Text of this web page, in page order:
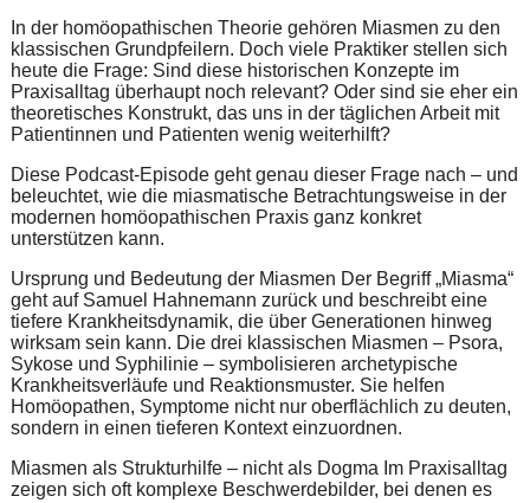
In der homöopathischen Theorie gehören Miasmen zu den
klassischen Grundpfeilern. Doch viele Praktiker stellen sich
heute die Frage: Sind diese historischen Konzepte im
Praxisalltag überhaupt noch relevant? Oder sind sie eher ein
theoretisches Konstrukt, das uns in der täglichen Arbeit mit
Patientinnen und Patienten wenig weiterhilft?
Diese Podcast-Episode geht genau dieser Frage nach – und
beleuchtet, wie die miasmatische Betrachtungsweise in der
modernen homöopathischen Praxis ganz konkret
unterstützen kann.
Ursprung und Bedeutung der Miasmen Der Begriff „Miasma“
geht auf Samuel Hahnemann zurück und beschreibt eine
tiefere Krankheitsdynamik, die über Generationen hinweg
wirksam sein kann. Die drei klassischen Miasmen – Psora,
Sykose und Syphilinie – symbolisieren archetypische
Krankheitsverläufe und Reaktionsmuster. Sie helfen
Homöopathen, Symptome nicht nur oberflächlich zu deuten,
sondern in einen tieferen Kontext einzuordnen.
Miasmen als Strukturhilfe – nicht als Dogma Im Praxisalltag
zeigen sich oft komplexe Beschwerdebilder, bei denen es